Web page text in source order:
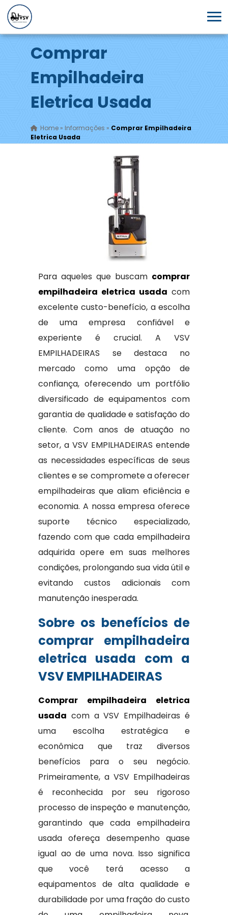
Comprar
Empilhadeira
Eletrica Usada
Home» Informações » Comprar Empilhadeira
Eletrica Usada
Para aqueles que buscam comprar
empilhadeira eletrica usada com
excelente custo-benefício, a escolha
de uma empresa confiável e
experiente é crucial. A VSV
EMPILHADEIRAS se destaca no
mercado como uma opção de
confiança, oferecendo um portfólio
diversificado de equipamentos com
garantia de qualidade e satisfação do
cliente. Com anos de atuação no
setor, a VSV EMPILHADEIRAS entende
as necessidades específicas de seus
clientes e se compromete a oferecer
empilhadeiras que aliam eficiência e
economia. A nossa empresa oferece
suporte técnico especializado,
fazendo com que cada empilhadeira
adquirida opere em suas melhores
condições, prolongando sua vida útil e
evitando custos adicionais com
manutenção inesperada.
Sobre os benefícios de
comprar empilhadeira
eletrica usada com a
VSV EMPILHADEIRAS
Comprar empilhadeira eletrica
usada com a VSV Empilhadeiras é
uma escolha estratégica e
econômica que traz diversos
benefícios para o seu negócio.
Primeiramente, a VSV Empilhadeiras
é reconhecida por seu rigoroso
processo de inspeção e manutenção,
garantindo que cada empilhadeira
usada ofereça desempenho quase
igual ao de uma nova. Isso significa
que você terá acesso a
equipamentos de alta qualidade e
durabilidade por uma fração do custo